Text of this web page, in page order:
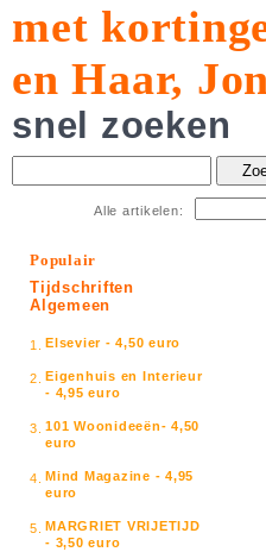
met
en Haar,
snel zoeken
Alle artikelen:
Populair
Tijdschriften
Algemeen
1. Elsevier - 4,50 euro
2. Eigenhuis en Interieur
- 4,95 euro
3. 101 Woonideeën- 4,50
euro
4. Mind Magazine - 4,95
euro
5. MARGRIET VRIJETIJD
- 3,50 euro